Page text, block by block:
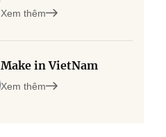
Xem thêm
Make in VietNam
Xem thêm